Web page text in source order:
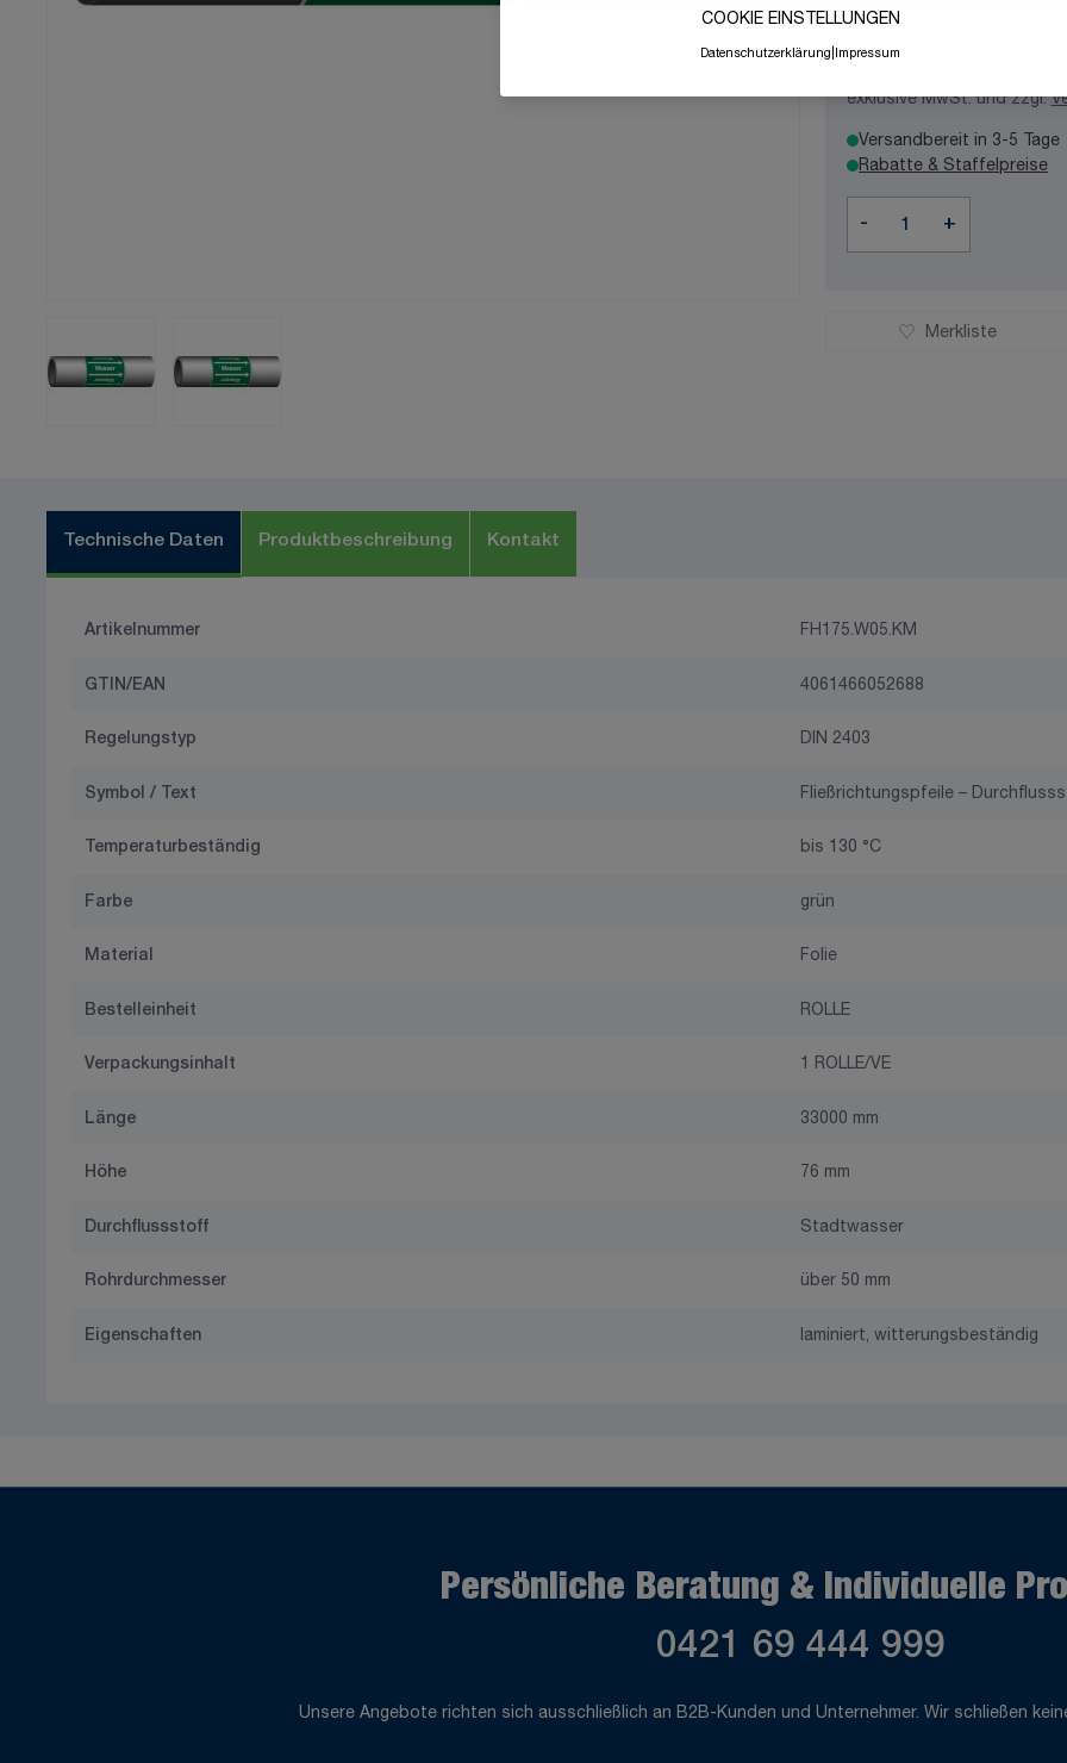
COOKIE EINSTELLUNGEN
Datenschutzerklärung Impressum
161,33 €
exklusive MwSt. und zzgl.
Versandbereit in 3-5 Tage
Rabatte & Staffelpreise
- +
Merkliste
Technische Daten Produktbeschreibung Kontakt
Artikelnummer FH175.W05.KM
GTIN/EAN 4061466052688
Regelungstyp DIN 2403
Symbol / Text Fließrichtungspfeile –
Temperaturbeständig bis 130 °C
Farbe grün
Material Folie
Bestelleinheit ROLLE
Verpackungsinhalt 1 ROLLE/VE
Länge 33000 mm
Höhe 76 mm
Durchflussstoff Stadtwasser
Rohrdurchmesser über 50 mm
Eigenschaften laminiert, witterungsbeständig
Persönliche Beratung & Individuelle
0421 69 444 999
Unsere Angebote richten sich ausschließlich an B2B-Kunden und Unternehmer. Wir schließen